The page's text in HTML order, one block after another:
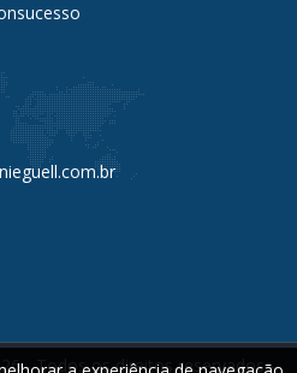
- Todos os direitos reservados -